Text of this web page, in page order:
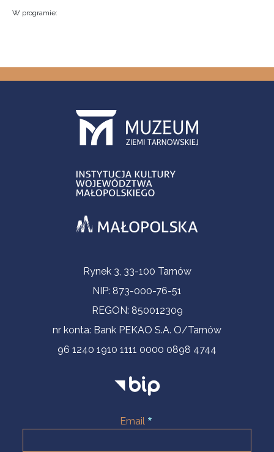
W programie:
Contact InformationRynek 3, 33-100 Tarnów
NIP: 873-000-76-51
REGON: 850012309
nr konta: Bank PEKAO S.A. O/Tarnów
96 1240 1910 1111 0000 0898 4744
Email